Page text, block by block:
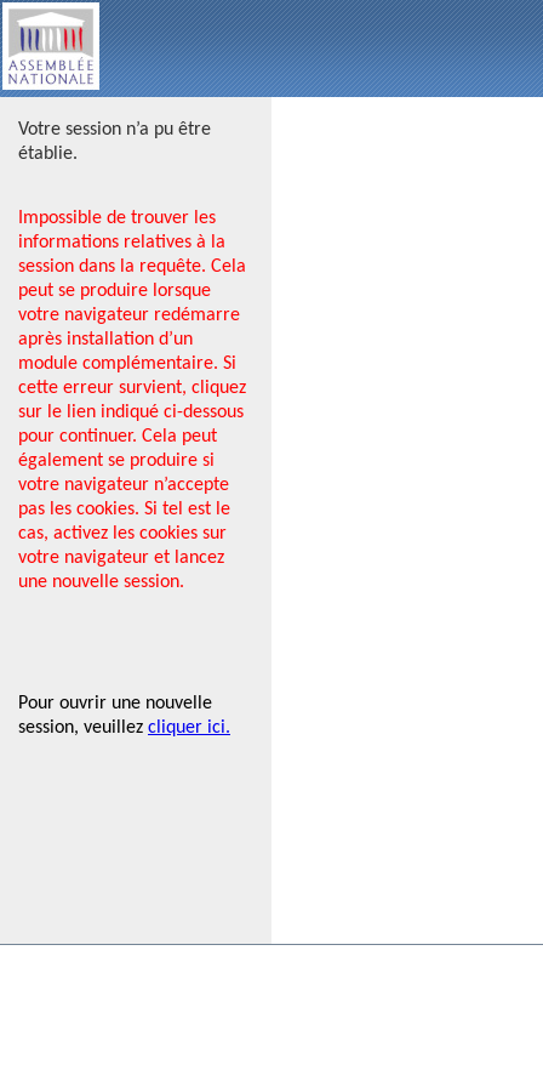
Votre session n’a pu être
établie.
Impossible de trouver les
informations relatives à la
session dans la requête. Cela
peut se produire lorsque
votre navigateur redémarre
après installation d’un
module complémentaire. Si
cette erreur survient, cliquez
sur le lien indiqué ci-dessous
pour continuer. Cela peut
également se produire si
votre navigateur n’accepte
pas les cookies. Si tel est le
cas, activez les cookies sur
votre navigateur et lancez
une nouvelle session.
Pour ouvrir une nouvelle
session, veuillez cliquer ici.